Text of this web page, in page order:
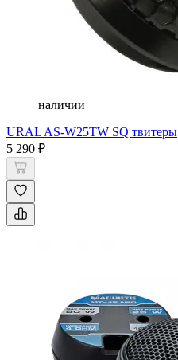
наличии
URAL AS-W25TW SQ твитеры
5 290 ₽